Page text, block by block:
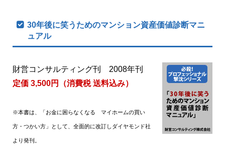
30年後に笑うためのマンション資産価値診断マニ
ュアル
財営コンサルティング刊 2008年刊
定価 3,500円（消費税 送料込み）
※本書は、「お金に困らなくなる マイホームの買い
方・つかい方」として、全面的に改訂しダイヤモンド社
より発刊。